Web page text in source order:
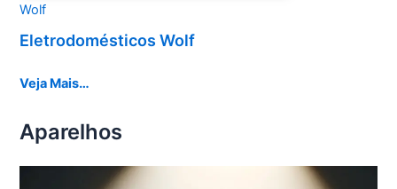
Wolf
Eletrodomésticos Wolf
Veja Mais…
Aparelhos